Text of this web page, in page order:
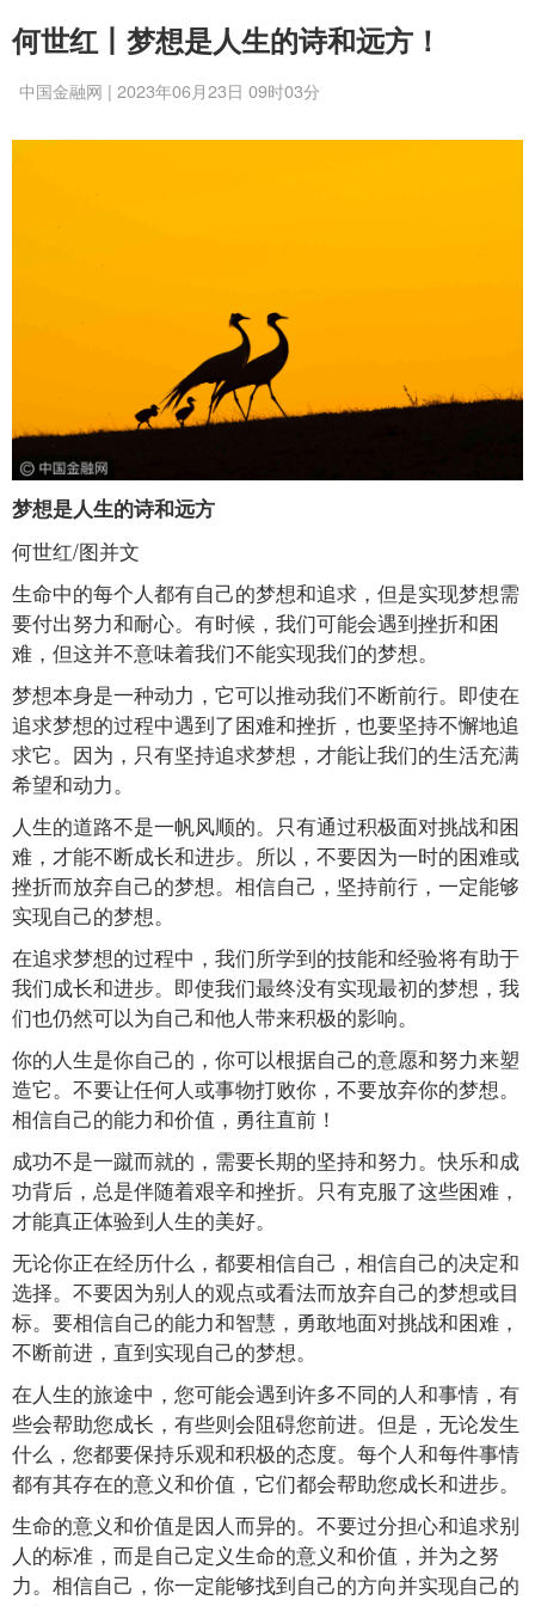
何世红丨梦想是人生的诗和远方！
中国金融网 | 2023年06月23日 09时03分
梦想是人生的诗和远方
何世红/图并文
生命中的每个人都有自己的梦想和追求，但是实现梦想需
要付出努力和耐心。有时候，我们可能会遇到挫折和困
难，但这并不意味着我们不能实现我们的梦想。
梦想本身是一种动力，它可以推动我们不断前行。即使在
追求梦想的过程中遇到了困难和挫折，也要坚持不懈地追
求它。因为，只有坚持追求梦想，才能让我们的生活充满
希望和动力。
人生的道路不是一帆风顺的。只有通过积极面对挑战和困
难，才能不断成长和进步。所以，不要因为一时的困难或
挫折而放弃自己的梦想。相信自己，坚持前行，一定能够
实现自己的梦想。
在追求梦想的过程中，我们所学到的技能和经验将有助于
我们成长和进步。即使我们最终没有实现最初的梦想，我
们也仍然可以为自己和他人带来积极的影响。
你的人生是你自己的，你可以根据自己的意愿和努力来塑
造它。不要让任何人或事物打败你，不要放弃你的梦想。
相信自己的能力和价值，勇往直前！
成功不是一蹴而就的，需要长期的坚持和努力。快乐和成
功背后，总是伴随着艰辛和挫折。只有克服了这些困难，
才能真正体验到人生的美好。
无论你正在经历什么，都要相信自己，相信自己的决定和
选择。不要因为别人的观点或看法而放弃自己的梦想或目
标。要相信自己的能力和智慧，勇敢地面对挑战和困难，
不断前进，直到实现自己的梦想。
在人生的旅途中，您可能会遇到许多不同的人和事情，有
些会帮助您成长，有些则会阻碍您前进。但是，无论发生
什么，您都要保持乐观和积极的态度。每个人和每件事情
都有其存在的意义和价值，它们都会帮助您成长和进步。
生命的意义和价值是因人而异的。不要过分担心和追求别
人的标准，而是自己定义生命的意义和价值，并为之努
力。相信自己，你一定能够找到自己的方向并实现自己的